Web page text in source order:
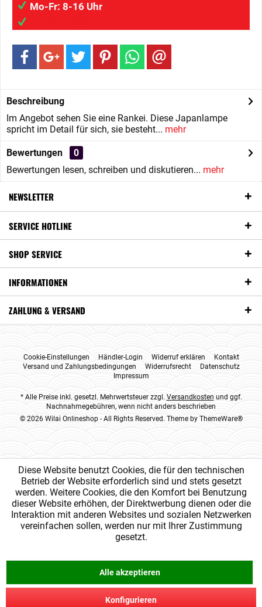
Mo-Fr: 8-16 Uhr
Beschreibung
Im Angebot sehen Sie eine Rankei. Diese Japanlampe
spricht im Detail für sich, sie besteht... mehr
Bewertungen
0
Bewertungen lesen, schreiben und diskutieren... mehr
NEWSLETTER
SERVICE HOTLINE
SHOP SERVICE
INFORMATIONEN
ZAHLUNG & VERSAND
Cookie-Einstellungen Händler-Login Widerruf erklären
Kontakt
Versand und Zahlungsbedingungen
Widerrufsrecht
Datenschutz
Impressum
* Alle Preise inkl. gesetzl. Mehrwertsteuer zzgl. Versandkosten und ggf.
Nachnahmegebühren, wenn nicht anders beschrieben
© 2026 Wilai Onlineshop - All Rights Reserved. Theme by ThemeWare®
Diese Website benutzt Cookies, die für den technischen
Betrieb der Website erforderlich sind und stets gesetzt
werden. Weitere Cookies, die den Komfort bei Benutzung
dieser Website erhöhen, der Direktwerbung dienen oder die
Interaktion mit anderen Websites und sozialen Netzwerken
vereinfachen sollen, werden nur mit Ihrer Zustimmung
gesetzt.
Alle akzeptieren
Konfigurieren